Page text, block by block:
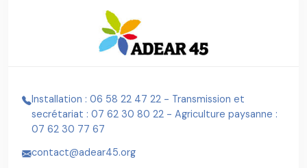
Installation : 06 58 22 47 22 - Transmission et
secrétariat : 07 62 30 80 22 - Agriculture paysanne :
07 62 30 77 67
contact@adear45.org